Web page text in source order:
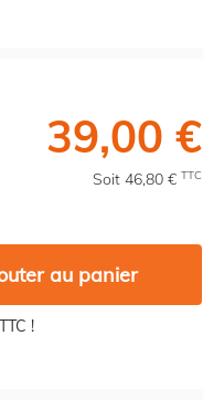
39,00 €
Soit 46,80 € TTC
au panier
!